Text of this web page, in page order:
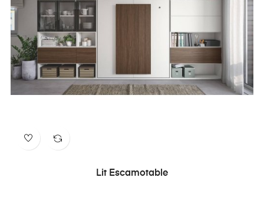
Lit Escamotable